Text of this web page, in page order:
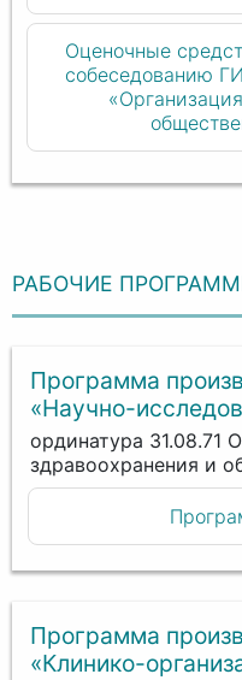
Оценочные
собеседованию
РАБОЧИЕ
Программа
«Научно-
ординатура 31.08.71
здравоохранения и
Программа
«Клинико-